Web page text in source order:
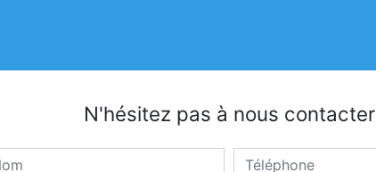
N'hésitez pas à nous contacter